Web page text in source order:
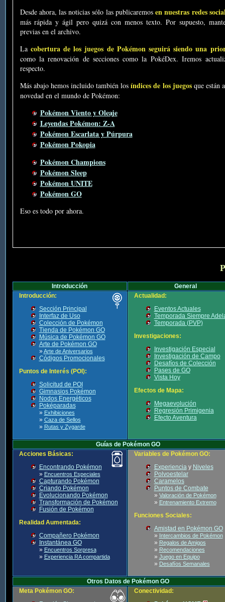
Desde ahora, las noticias sólo las publicaremosen nuestras redes
más rápida y ágil pero quizá con menos texto. Por supuesto,
previas en el archivo.
La cobertura de los juegos de Pokémon seguirá siendo una
como la renovación de secciones como la PokéDex. Iremos
respecto.
Más abajo hemos incluido también losíndices de los juegosque están
novedad en el mundo de Pokémon:
Pokémon Viento y Oleaje
Leyendas Pokémon: Z-A
Pokémon Escarlata y Púrpura
Pokémon Pokopia
Pokémon Champions
Pokémon Sleep
Pokémon UNITE
Pokémon GO
Eso es todo por ahora.
Introducción
General
Introducción:
Sección Principal
Interfaz de Uso
Colección de Pokémon
Tienda de Pokémon GO
Música de Pokémon GO
Arte de Pokémon GO
» Arte de Aniversarios
Códigos Promocionales
Puntos de Interés (POI):
Solicitud de POI
Gimnasios Pokémon
Nodos Energéticos
Poképaradas
» Exhibiciones
» Caza de Sellos
» Rutas y Zygarde
Actualidad:
Eventos Actuales
Temporada Siempre
Temporada (PVP)
Investigaciones:
Investigación Especial
Investigación de Campo
Desafíos de Colección
Pases de GO
Vista Hoy
Efectos de Mapa:
Megaevolución
Regresión Primigenia
Efecto Aventura
Guías de Pokémon GO
Acciones Básicas:
Encontrando Pokémon
» Encuentros Especiales
Capturando Pokémon
Criando Pokémon
Evolucionando Pokémon
Transformación de Pokémon
Fusión de Pokémon
Realidad Aumentada:
Compañero Pokémon
Instantánea GO
» Encuentros Sorpresa
» Experiencia RA compartida
Variables de Pokémon GO:
Experienciay Niveles
Polvoestelar
Caramelos
Puntos de Combate
» Valoración de Pokémon
» Entrenamiento Extremo
Funciones Sociales:
Amistad en Pokémon GO
» Intercambios de Pokémon
» Regalos de Amigos
» Recomendaciones
» Juego en Equipo
» Desafíos Semanales
Otros Datos de Pokémon GO
Meta Pokémon GO:
Conectividad: